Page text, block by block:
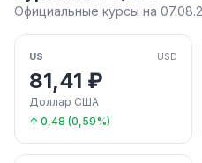
Официальные курсы на
US USD
81,41 ₽
Доллар США
↑ 0,48 (0,59%)